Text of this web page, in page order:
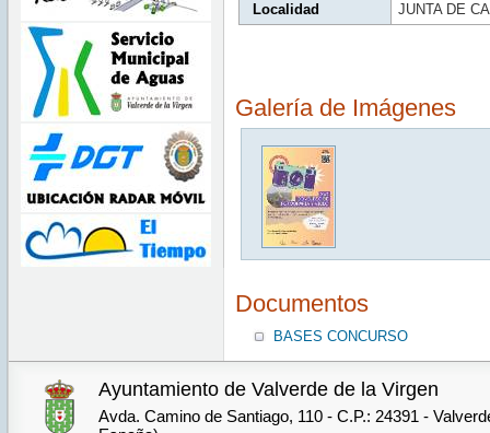
Localidad
JUNTA DE
Galería de Imágenes
Documentos
BASES CONCURSO
Ayuntamiento de Valverde de la Virgen
Avda. Camino de Santiago, 110 - C.P.: 24391 -